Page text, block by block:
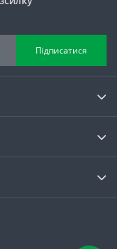
Підписатися